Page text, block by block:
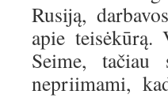
Rusiją,
apie
Seime, tačiau
nepriimami,